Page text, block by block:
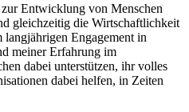
Entwicklung von Menschen
gleichzeitig die Wirtschaftlichkeit
Engagement in
meiner Erfahrung im
dabei unterstützen, ihr volles
dabei helfen, in Zeiten